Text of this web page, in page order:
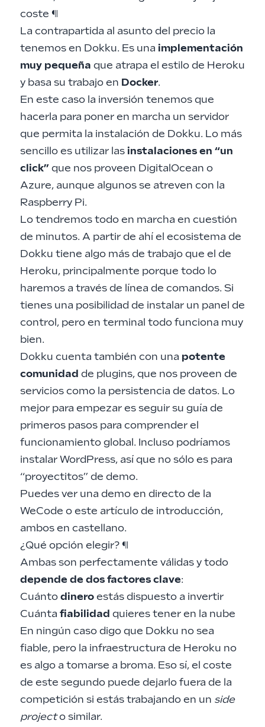
coste ¶
La contrapartida al asunto del precio la
tenemos en Dokku. Es una implementación
muy pequeña que atrapa el estilo de Heroku
y basa su trabajo en Docker.
En este caso la inversión tenemos que
hacerla para poner en marcha un servidor
que permita la instalación de Dokku. Lo más
sencillo es utilizar las instalaciones en “un
click”que nos proveen DigitalOcean o
Azure, aunque algunos se atreven con la
Raspberry Pi.
Lo tendremos todo en marcha en cuestión
de minutos. A partir de ahí el ecosistema de
Dokku tiene algo más de trabajo que el de
Heroku, principalmente porque todo lo
haremos a través de línea de comandos. Si
tienes una posibilidad de instalar un panel de
control, pero en terminal todo funciona muy
bien.
Dokku cuenta también con una potente
comunidad de plugins, que nos proveen de
servicios como la persistencia de datos. Lo
mejor para empezar es seguir su guía de
primeros pasospara comprender el
funcionamiento global. Incluso podríamos
instalar WordPress, así que no sólo es para
“proyectitos” de demo.
Puedes ver una demo en directode la
WeCode o este artículo de introducción,
ambos en castellano.
¿Qué opción elegir? ¶
Ambas son perfectamente válidas y todo
depende de dos factores clave:
Cuánto dineroestás dispuesto a invertir
Cuánta fiabilidad quieres tener en la nube
En ningún caso digo que Dokku no sea
fiable, pero la infraestructura de Heroku no
es algo a tomarse a broma. Eso sí, el coste
de este segundo puede dejarlo fuera de la
competición si estás trabajando en un side
projecto similar.